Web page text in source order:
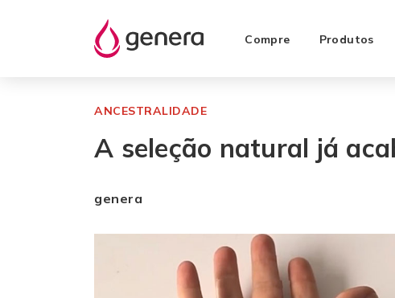
Compre Produtos
ANCESTRALIDADE
A seleção natural já
genera